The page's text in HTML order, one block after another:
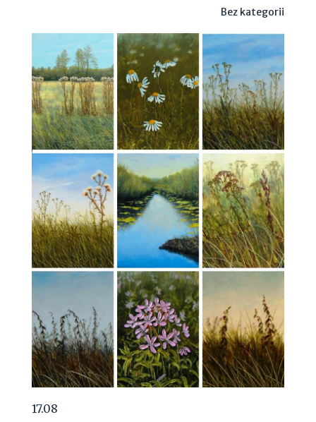
Bez kategorii
17.08